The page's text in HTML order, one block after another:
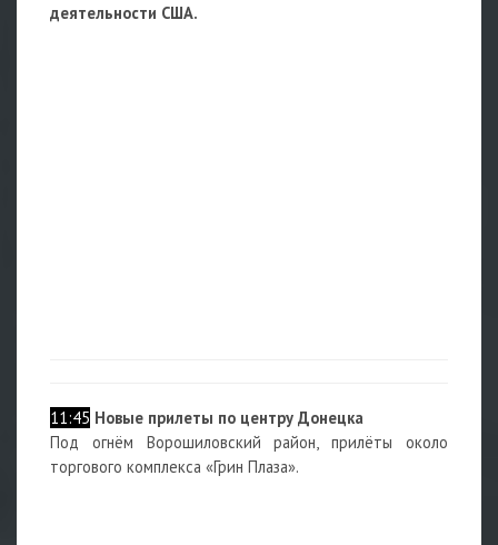
деятельности США.
11:45 Новые прилеты по центру Донецка
Под огнём Ворошиловский район, прилёты около
торгового комплекса «Грин Плаза».